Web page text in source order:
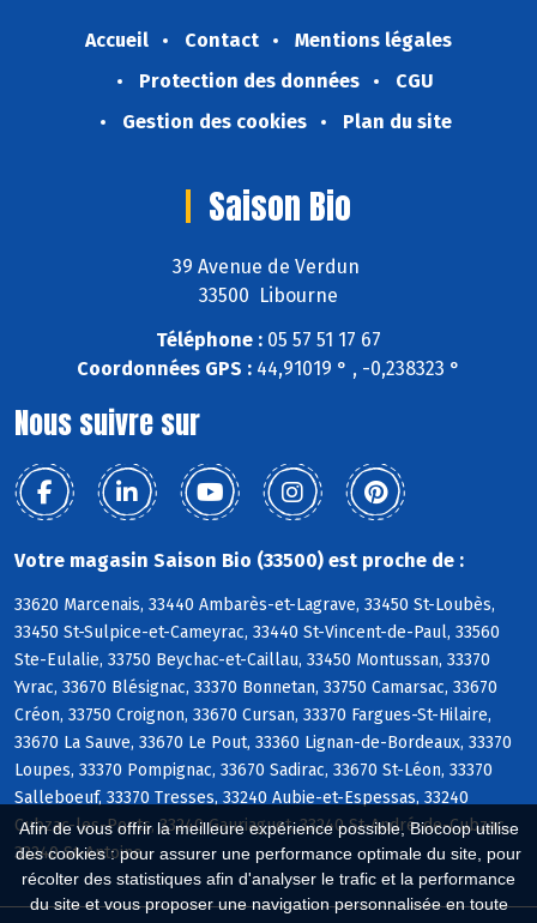
Afin de vous offrir la meilleure expérience possible, Biocoop utilise
des cookies : pour assurer une performance optimale du site, pour
récolter des statistiques afin d'analyser le trafic et la performance
du site et vous proposer une navigation personnalisée en toute
Accueil Contact
Mentions légales
Protection des données
CGU
Gestion des cookies
Plan du site
Saison Bio
39 Avenue de Verdun
33500 Libourne
Téléphone : 05 57 51 17 67
Coordonnées GPS : 44,91019 ° , -0,238323 °
Nous suivre sur
Votre magasin Saison Bio (33500) est proche de :
33620 Marcenais, 33440 Ambarès-et-Lagrave, 33450 St-Loubès,
33450 St-Sulpice-et-Cameyrac, 33440 St-Vincent-de-Paul, 33560
Ste-Eulalie, 33750 Beychac-et-Caillau, 33450 Montussan, 33370
Yvrac, 33670 Blésignac, 33370 Bonnetan, 33750 Camarsac, 33670
Créon, 33750 Croignon, 33670 Cursan, 33370 Fargues-St-Hilaire,
33670 La Sauve, 33670 Le Pout, 33360 Lignan-de-Bordeaux, 33370
Loupes, 33370 Pompignac, 33670 Sadirac, 33670 St-Léon, 33370
Salleboeuf, 33370 Tresses, 33240 Aubie-et-Espessas, 33240
Cubzac-les-Ponts, 33240 Gauriaguet, 33240 St-André-de-Cubzac,
33240 St-Antoine